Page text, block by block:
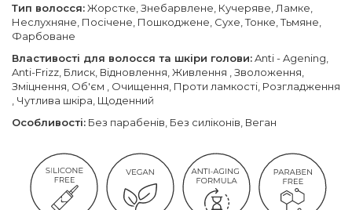
Тип волосся:Жорстке, Знебарвлене, Кучеряве, Ламке,
Неслухняне, Посічене, Пошкоджене, Сухе, Тонке, Тьмяне,
Фарбоване
Властивості для волосся та шкіри голови:Anti - Agening,
Anti-Frizz, Блиск, Відновлення, Живлення , Зволоження,
Зміцнення, Об'єм , Очищення, Проти ламкості, Розгладження
, Чутлива шкіра, Щоденний
Особливості: Без парабенів, Без силіконів, Веган